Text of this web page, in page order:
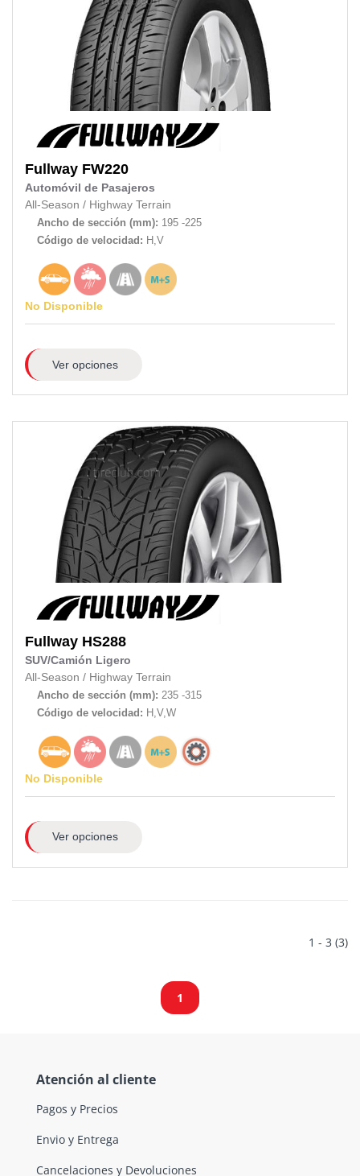
Fullway FW220
Automóvil de Pasajeros
All-Season / Highway Terrain
Ancho de sección (mm): 195 -225
Código de velocidad: H,V
No Disponible
Ver opciones
Fullway HS288
SUV/Camión Ligero
All-Season / Highway Terrain
Ancho de sección (mm): 235 -315
Código de velocidad: H,V,W
No Disponible
Ver opciones
1 - 3 (3)
1
Atención al cliente
Pagos y Precios
Envio y Entrega
Cancelaciones y Devoluciones